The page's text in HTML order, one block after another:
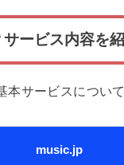
ービス内容を
本サービスについ
music.jp